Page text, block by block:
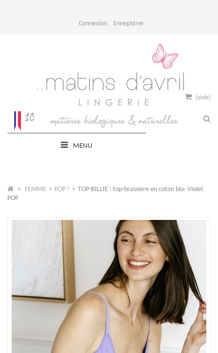
Connexion Enregistrer
MENU
(vide)
> FEMME > POP ! > TOP-BILLIE : top-brassière en coton bio- Violet
POP